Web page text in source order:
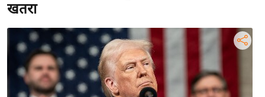
र
रा
ष्ट्री
य
अं
खतरा